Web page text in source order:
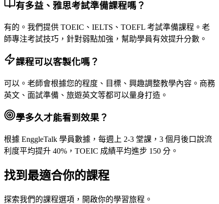
有多益、雅思考試準備課程嗎？
有的。我們提供 TOEIC、IELTS、TOEFL 考試準備課程。老
師專注考試技巧，針對弱點加強，幫助學員有效提升分數。
課程可以客製化嗎？
可以。老師會根據您的程度、目標、興趣調整教學內容。商務
英文、面試準備、旅遊英文等都可以量身打造。
學多久才能看到效果？
根據 EnggleTalk 學員數據，每週上 2-3 堂課，3 個月後口說流
利度平均提升 40%，TOEIC 成績平均進步 150 分。
找到最適合你的課程
探索我們的課程選項，開啟你的學習旅程。